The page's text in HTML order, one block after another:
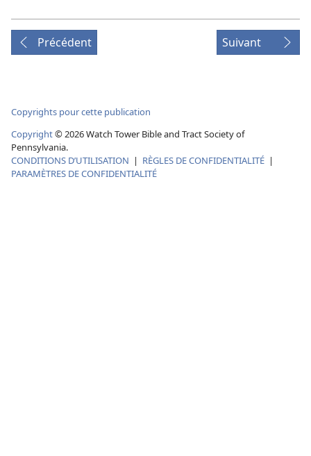
Précédent Suivant
Copyrights pour cette publication
Copyright©2026Watch Tower Bible and Tract Society of
Pennsylvania.
CONDITIONS D’UTILISATION | RÈGLES DE CONFIDENTIALITÉ |
PARAMÈTRES DE CONFIDENTIALITÉ